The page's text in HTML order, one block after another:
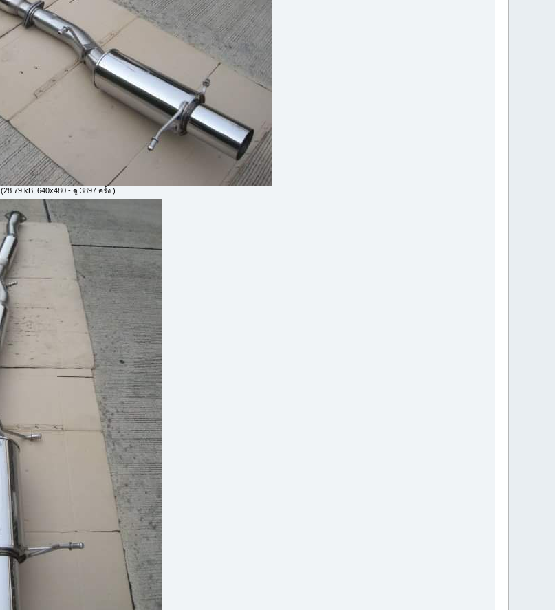
(28.79 kB, 640x480 - ดู 3897 ครั้ง.)